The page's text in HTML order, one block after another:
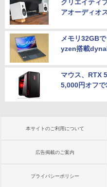
クリエイティ
アオーディオ
メモリ32GB
yzen搭載
マウス、RTX
5,000円オフで
本サイトのご利用について
広告掲載のご案内
プライバシーポリシー